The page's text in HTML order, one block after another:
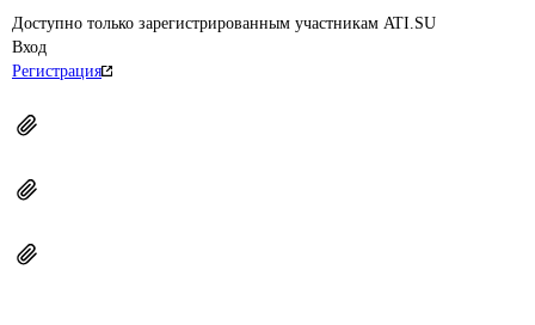
Доступно только зарегистрированным участникам ATI.SU
Вход
Регистрация